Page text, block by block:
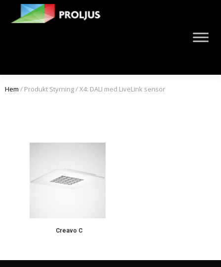
Hem / Produkt Styrning / X4: DALI med LiveLink sensor
Creavo C